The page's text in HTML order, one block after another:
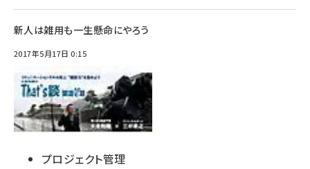
新人は雑用も一生懸命にやろう
2017年5月17日 0:15
プロジェクト管理